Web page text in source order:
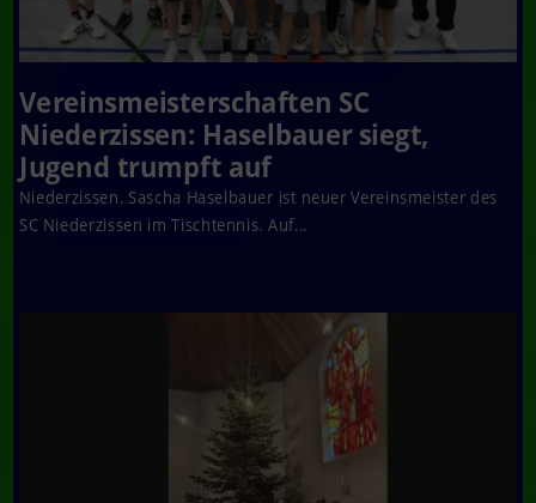
Vereinsmeisterschaften SC
Niederzissen: Haselbauer siegt,
Jugend trumpft auf
Niederzissen. Sascha Haselbauer ist neuer Vereinsmeister des
SC Niederzissen im Tischtennis. Auf...